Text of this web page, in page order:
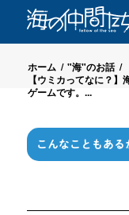
ホーム / "海"のお話 /
【ウミカってなに？
ゲームです。...
こんなこともある